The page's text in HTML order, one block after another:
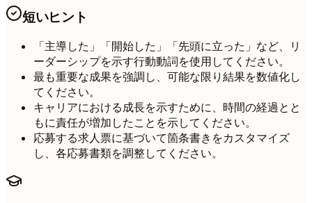
短いヒント
「主導した」「開始した」「先頭に立った」など、リ
ーダーシップを示す行動動詞を使用してください。
最も重要な成果を強調し、可能な限り結果を数値化し
てください。
キャリアにおける成長を示すために、時間の経過とと
もに責任が増加したことを示してください。
応募する求人票に基づいて箇条書きをカスタマイズ
し、各応募書類を調整してください。